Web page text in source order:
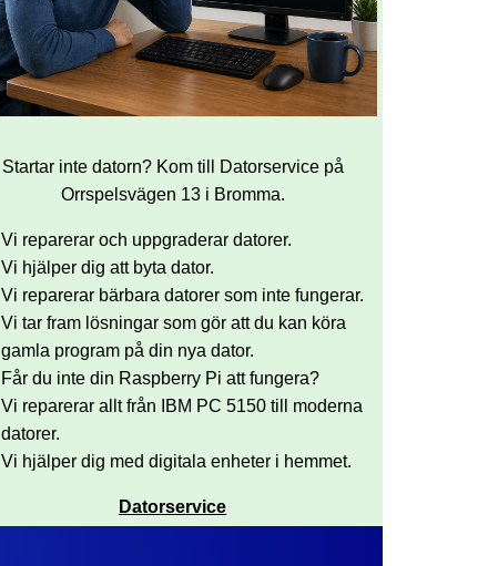
Startar inte datorn? Kom till Datorservice på
Orrspelsvägen 13 i Bromma.
Vi reparerar och uppgraderar datorer.
Vi hjälper dig att byta dator.
Vi reparerar bärbara datorer som inte fungerar.
Vi tar fram lösningar som gör att du kan köra
gamla program på din nya dator.
Får du inte din Raspberry Pi att fungera?
Vi reparerar allt från IBM PC 5150 till moderna
datorer.
Vi hjälper dig med digitala enheter i hemmet.
Datorservice